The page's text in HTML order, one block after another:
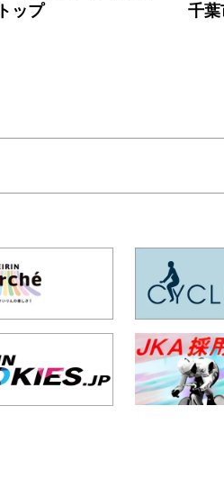
ップ
千葉